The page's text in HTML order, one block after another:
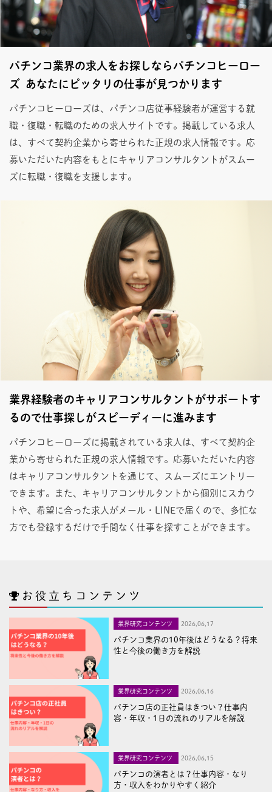
パチンコ業界の求人をお探しならパチンコヒーロー
ズ あなたにピッタリの仕事が見つかります
パチンコヒーローズは、パチンコ店従事経験者が運営する就
職・復職・転職のための求人サイトです。掲載している求人
は、すべて契約企業から寄せられた正規の求人情報です。応
募いただいた内容をもとにキャリアコンサルタントがスムー
ズに転職・復職を支援します。
業界経験者のキャリアコンサルタントがサポートす
るので仕事探しがスピーディーに進みます
パチンコヒーローズに掲載されている求人は、すべて契約企
業から寄せられた正規の求人情報です。応募いただいた内容
はキャリアコンサルタントを通じて、スムーズにエントリー
できます。また、キャリアコンサルタントから個別にスカウ
トや、希望に合った求人がメール・LINEで届くので、多忙な
方でも登録するだけで手間なく仕事を探すことができます。
お役立ちコンテンツ
業界研究コンテンツ 2026,06,17
パチンコ業界の10年後はどうなる？将来
性と今後の働き方を解説
業界研究コンテンツ 2026,06,16
パチンコ店の正社員はきつい？仕事内
容・年収・1日の流れのリアルを解説
業界研究コンテンツ 2026,06,15
パチンコの演者とは？仕事内容・なり
方・収入をわかりやすく紹介